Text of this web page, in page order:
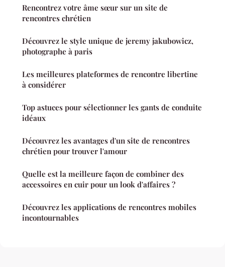
Rencontrez votre âme sœur sur un site de
rencontres chrétien
Découvrez le style unique de jeremy jakubowicz,
photographe à paris
Les meilleures plateformes de rencontre libertine
à considérer
Top astuces pour sélectionner les gants de conduite
idéaux
Découvrez les avantages d'un site de rencontres
chrétien pour trouver l'amour
Quelle est la meilleure façon de combiner des
accessoires en cuir pour un look d'affaires ?
Découvrez les applications de rencontres mobiles
incontournables